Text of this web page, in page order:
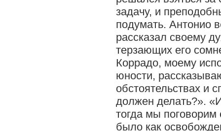
задачу, и
подумать. Антонио
рассказал своему
терзающих его
Коррадо, моему
юности,
обстоятельствах и
должен делать?».
тогда мы
было как